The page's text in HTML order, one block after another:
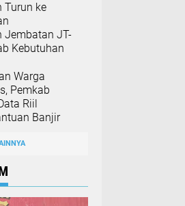
Turun ke
Jembatan JT-
Kebutuhan
Warga
Pemkab
Riil
Banjir